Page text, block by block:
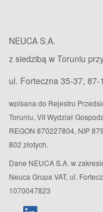
NEUCA S.A.
z siedzibą w Toruniu
ul. Forteczna 35-37, 87-
wpisana do Rejestru
Toruniu, VII Wydział
REGON 870227804, NIP
802 złotych.
Dane NEUCA S.A. w
Neuca Grupa VAT, ul.
1070047823